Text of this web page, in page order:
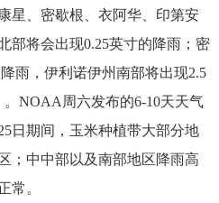
星、密歇根、衣阿华、印第安
部将会出现0.25英寸的降雨；密
雨，伊利诺伊州南部将出现2.5
NOAA周六发布的6-10天天气
日期间，玉米种植带大部分地
；中中部以及南部地区降雨高
常。